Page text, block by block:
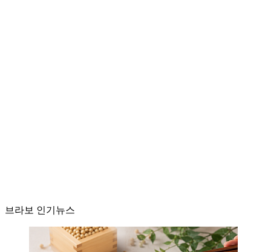
브라보 인기뉴스